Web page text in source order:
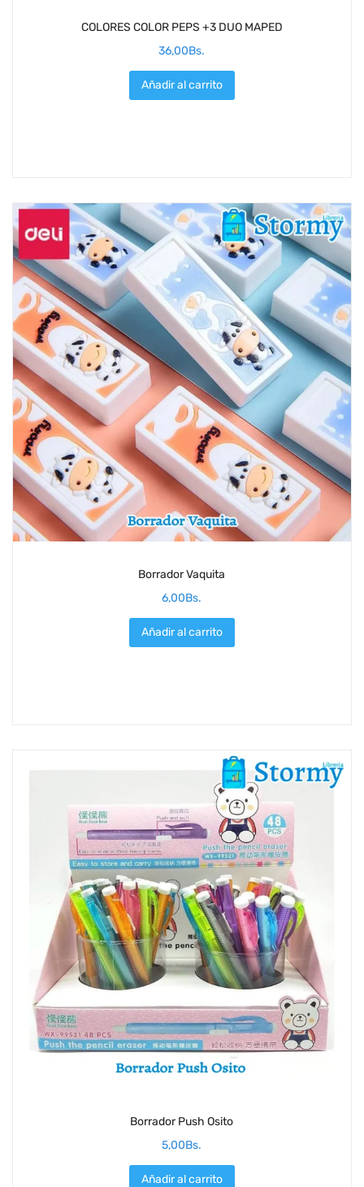
COLORES COLOR PEPS +3 DUO MAPED
36,00Bs.
Añadir al carrito
Borrador Vaquita
6,00Bs.
Añadir al carrito
Borrador Push Osito
5,00Bs.
Añadir al carrito